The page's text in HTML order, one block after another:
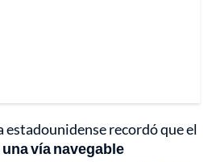
estadounidense recordó que el
una vía navegable